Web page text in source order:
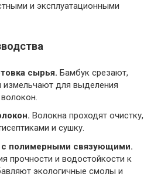
и эксплуатационными
сырья. Бамбук срезают,
для выделения
Волокна проходят очистку,
и сушку.
полимерными связующими.
прочности и водостойкости к
экологичные смолы и